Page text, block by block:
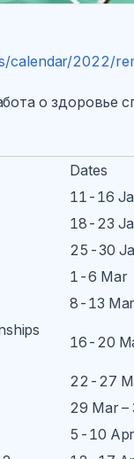
calendar/2022/
о здоровье
Dates
11-16
18-23
25-30
1-6 Mar
8-13 Mar
16-20
22-27
29 Mar –
5-10 Apr